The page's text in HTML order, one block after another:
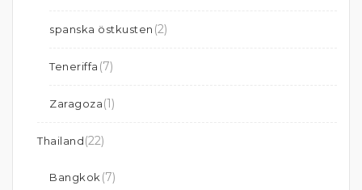
spanska östkusten (2)
Teneriffa (7)
Zaragoza(1)
Thailand(22)
Bangkok (7)